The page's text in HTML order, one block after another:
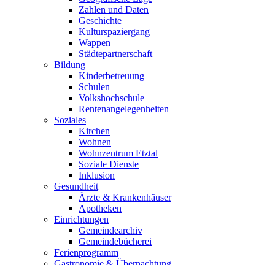
Zahlen und Daten
Geschichte
Kulturspaziergang
Wappen
Städtepartnerschaft
Bildung
Kinderbetreuung
Schulen
Volkshochschule
Rentenangelegenheiten
Soziales
Kirchen
Wohnen
Wohnzentrum Etztal
Soziale Dienste
Inklusion
Gesundheit
Ärzte & Krankenhäuser
Apotheken
Einrichtungen
Gemeindearchiv
Gemeindebücherei
Ferienprogramm